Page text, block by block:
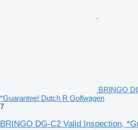
BRINGO
*Guarantee! Dutch R Golfwagen
7
BRINGO DG-C2 Valid Inspection,